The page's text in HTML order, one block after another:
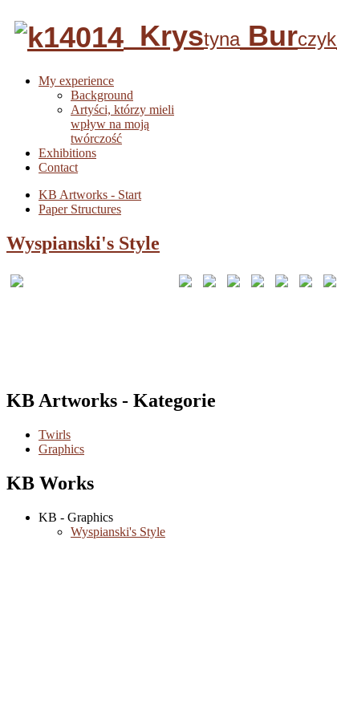
KrystynaBurczyk
My experience
Background
Artyści, którzy mieli
wpływ na moją
twórczość
Exhibitions
Contact
KB Artworks - Start
Paper Structures
Wyspianski's Style
KB Artworks - Kategorie
Twirls
Graphics
KB Works
KB - Graphics
Wyspianski's Style